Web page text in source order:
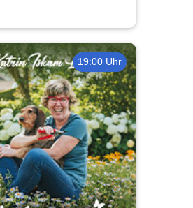
19:00 Uhr